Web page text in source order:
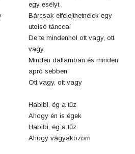
egy esélyt
Bárcsak elfelejthetnélek egy
utolsó tánccal
De te mindenhol ott vagy, ott
vagy
Minden dallamban és minden
apró sebben
Ott vagy, ott vagy
Habibi, ég a tűz
Ahogy én is égek
Habibi, ég a tűz
Ahogy vágyakozom